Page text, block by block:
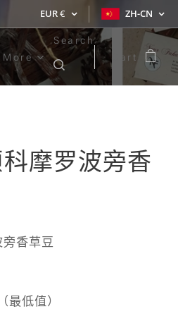
EUR€ ZH-CN
More
Search
Cart
摩罗波旁香
香草豆
最低值）